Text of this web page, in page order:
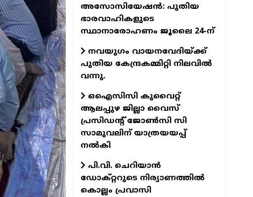
അസോസിയേഷന്‍: പുതിയ
ഭാരവാഹികളുടെ
സ്ഥാനാരോഹണം ജൂലൈ 24-ന്
നവയുഗം വായനവേദിയ്ക്ക്
പുതിയ കേന്ദ്രകമ്മിറ്റി നിലവില്‍
വന്നു.
ഒഐസിസി കുവൈറ്റ്
ആലപ്പുഴ ജില്ലാ വൈസ്
പ്രസിഡന്റ് ജോണ്‍സി സി
സാമുവലിന് യാത്രയയപ്പ്
നല്‍കി
പി.വി. ചെറിയാന്‍
ഡോക്റ്ററുടെ നിര്യാണത്തില്‍
കൊല്ലം പ്രവാസി